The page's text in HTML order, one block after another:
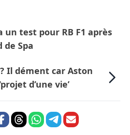
un test pour RB F1 après
de Spa
Il dément car Aston
d’une vie’